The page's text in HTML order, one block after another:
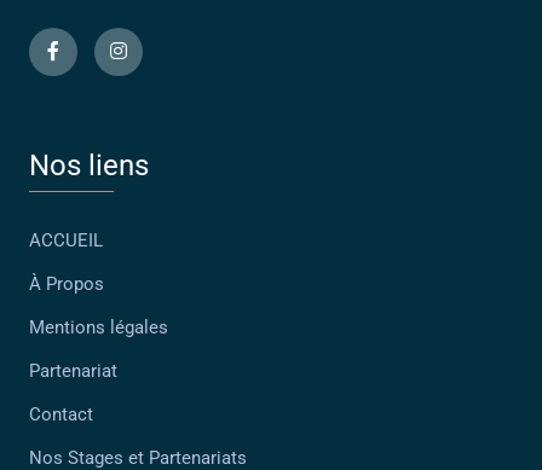
Nos liens
ACCUEIL
À Propos
Mentions légales
Partenariat
Contact
Nos Stages et Partenariats